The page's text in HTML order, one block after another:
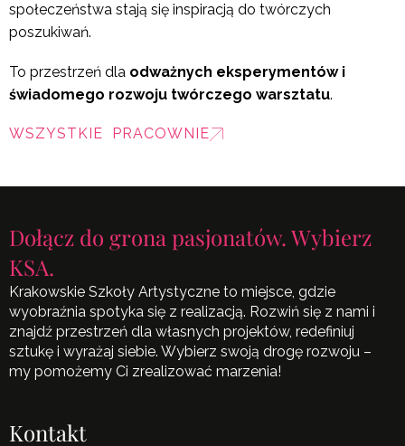
społeczeństwa stają się inspiracją do twórczych
poszukiwań.
To przestrzeń dla odważnych eksperymentów i
świadomego rozwoju twórczego warsztatu.
WSZYSTKIE PRACOWNIE
Dołącz do grona pasjonatów. Wybierz
KSA.
Krakowskie Szkoły Artystyczne to miejsce, gdzie
wyobraźnia spotyka się z realizacją. Rozwiń się z nami i
znajdź przestrzeń dla własnych projektów, redefiniuj
sztukę i wyrażaj siebie. Wybierz swoją drogę rozwoju –
my pomożemy Ci zrealizować marzenia!
Kontakt